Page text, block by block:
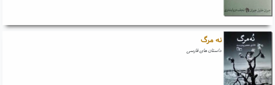
نه مرگ
داستان های فارسی